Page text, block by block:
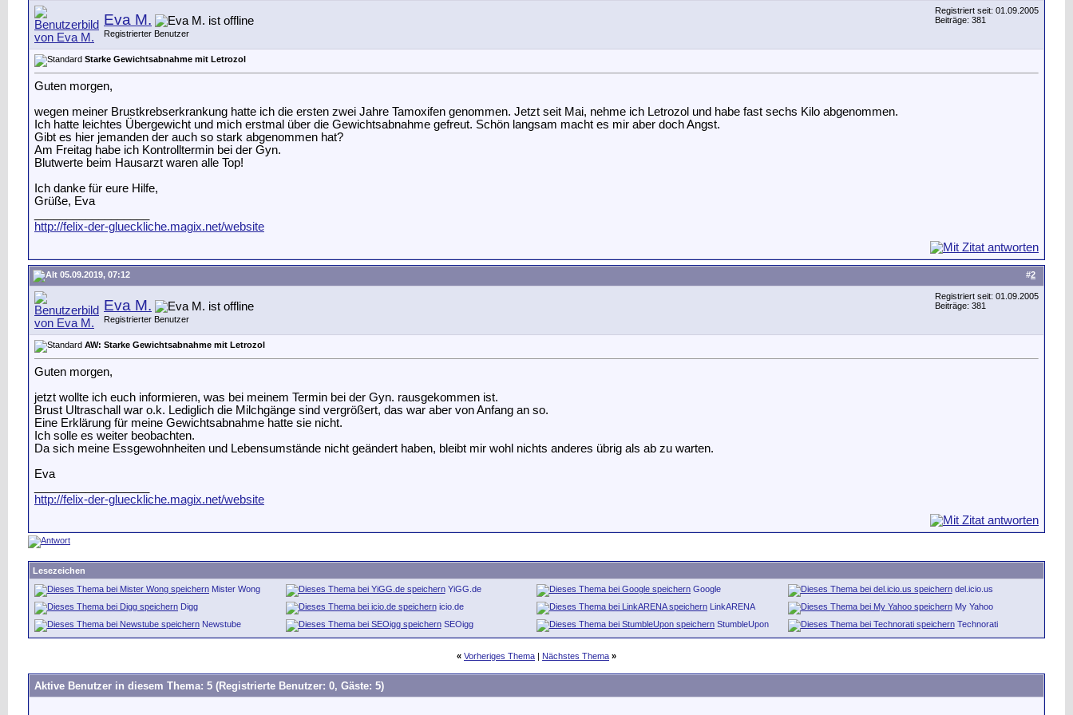
Eva M.
Registrierter Benutzer
Registriert seit: 01.09.2005
Beiträge: 381
Starke Gewichtsabnahme mit Letrozol
Guten morgen,
wegen meiner Brustkrebserkrankung hatte ich die ersten zwei Jahre Tamoxifen genommen. Jetzt seit Mai, nehme ich Letrozol und habe fast sechs Kilo abgenommen.
Ich hatte leichtes Übergewicht und mich erstmal über die Gewichtsabnahme gefreut. Schön langsam macht es mir aber doch Angst.
Gibt es hier jemanden der auch so stark abgenommen hat?
Am Freitag habe ich Kontrolltermin bei der Gyn.
Blutwerte beim Hausarzt waren alle Top!
Ich danke für eure Hilfe,
Grüße, Eva
http://felix-der-glueckliche.magix.net/website
#2
05.09.2019, 07:12
Eva M.
Registrierter Benutzer
Registriert seit: 01.09.2005
Beiträge: 381
AW: Starke Gewichtsabnahme mit Letrozol
Guten morgen,
jetzt wollte ich euch informieren, was bei meinem Termin bei der Gyn. rausgekommen ist.
Brust Ultraschall war o.k. Lediglich die Milchgänge sind vergrößert, das war aber von Anfang an so.
Eine Erklärung für meine Gewichtsabnahme hatte sie nicht.
Ich solle es weiter beobachten.
Da sich meine Essgewohnheiten und Lebensumstände nicht geändert haben, bleibt mir wohl nichts anderes übrig als ab zu warten.
Eva
http://felix-der-glueckliche.magix.net/website
Lesezeichen
Mister Wong
YiGG.de Google
del.icio.us
Digg
icio.de LinkARENA
My Yahoo
Newstube
SEOigg StumbleUpon Technorati
« Vorheriges Thema | Nächstes Thema »
Aktive Benutzer in diesem Thema: 5 (Registrierte Benutzer: 0, Gäste: 5)